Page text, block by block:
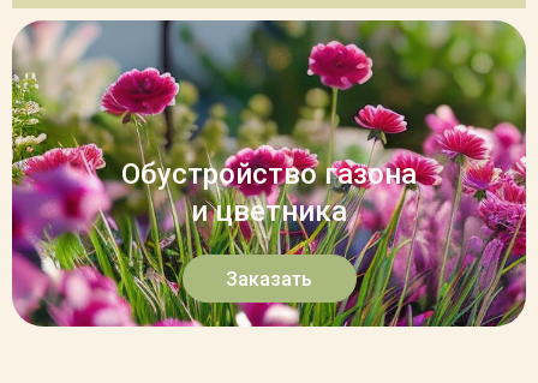
Обустройство газона
и цветника
Заказать